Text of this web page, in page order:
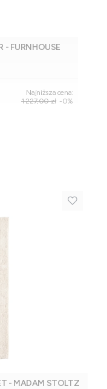
- FURNHOUSE
Najniższa cena:
1 227,00 zł -0%
- MADAM STOLTZ